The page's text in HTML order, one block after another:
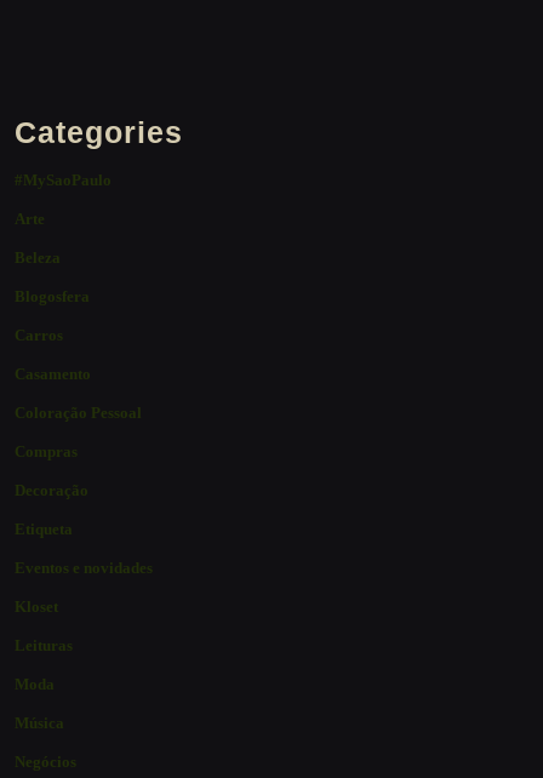
Categories
#MySaoPaulo
Arte
Beleza
Blogosfera
Carros
Casamento
Coloração Pessoal
Compras
Decoração
Etiqueta
Eventos e novidades
Kloset
Leituras
Moda
Música
Negócios